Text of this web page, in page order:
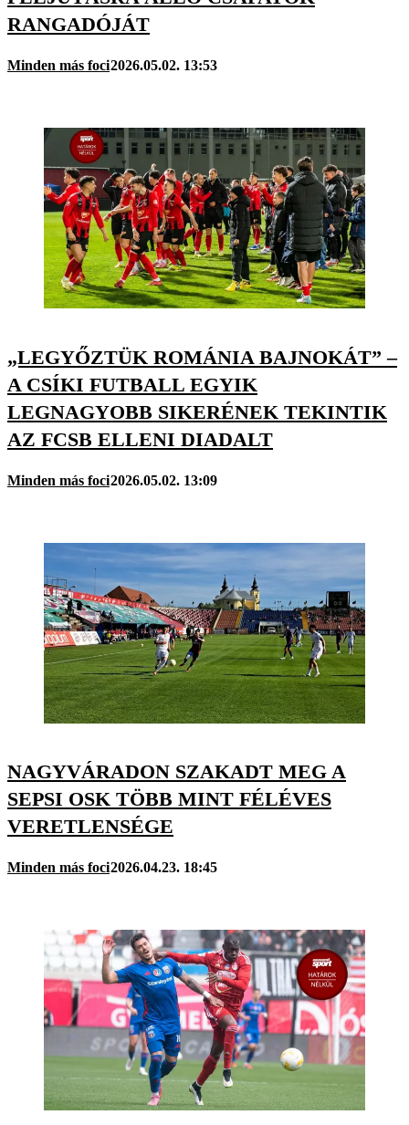
RANGADÓJÁT
Minden más foci2026.05.02. 13:53
„LEGYŐZTÜK ROMÁNIA BAJNOKÁT” –
A CSÍKI FUTBALL EGYIK
LEGNAGYOBB SIKERÉNEK TEKINTIK
AZ FCSB ELLENI DIADALT
Minden más foci2026.05.02. 13:09
NAGYVÁRADON SZAKADT MEG A
SEPSI OSK TÖBB MINT FÉLÉVES
VERETLENSÉGE
Minden más foci2026.04.23. 18:45